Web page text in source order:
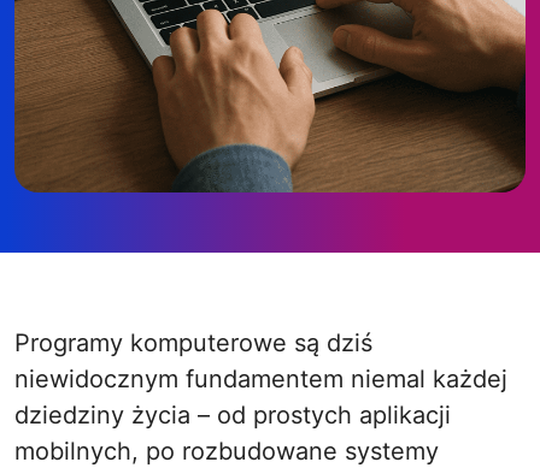
Programy komputerowe są dziś
niewidocznym fundamentem niemal każdej
dziedziny życia – od prostych aplikacji
mobilnych, po rozbudowane systemy